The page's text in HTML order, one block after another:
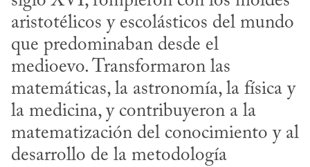
aristotélicos y escolásticos del mundo
que predominaban desde el
medioevo. Transformaron las
matemáticas, la astronomía, la física y
la medicina, y contribuyeron a la
matematización del conocimiento y al
desarrollo de la metodología